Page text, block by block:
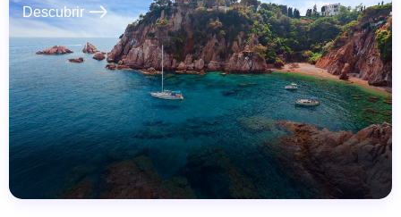
Descubrir east